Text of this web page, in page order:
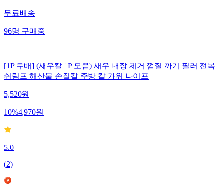
무료배송
96명 구매중
[1P 무배] (새우칼 1P 모음) 새우 내장 제거 껍질 까기 필러 전복
쉬림프 해산물 손질칼 주방 칼 가위 나이프
5,520원
10%4,970원
5.0
(2)